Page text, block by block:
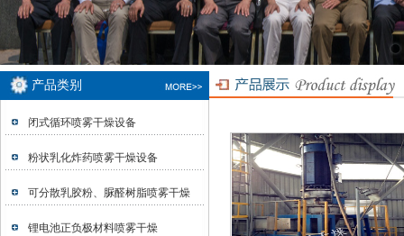
产品类别
闭式循环喷雾干燥设备
粉状乳化炸药喷雾干燥设备
可分散乳胶粉、脲醛树脂喷雾干燥
锂电池正负极材料喷雾干燥